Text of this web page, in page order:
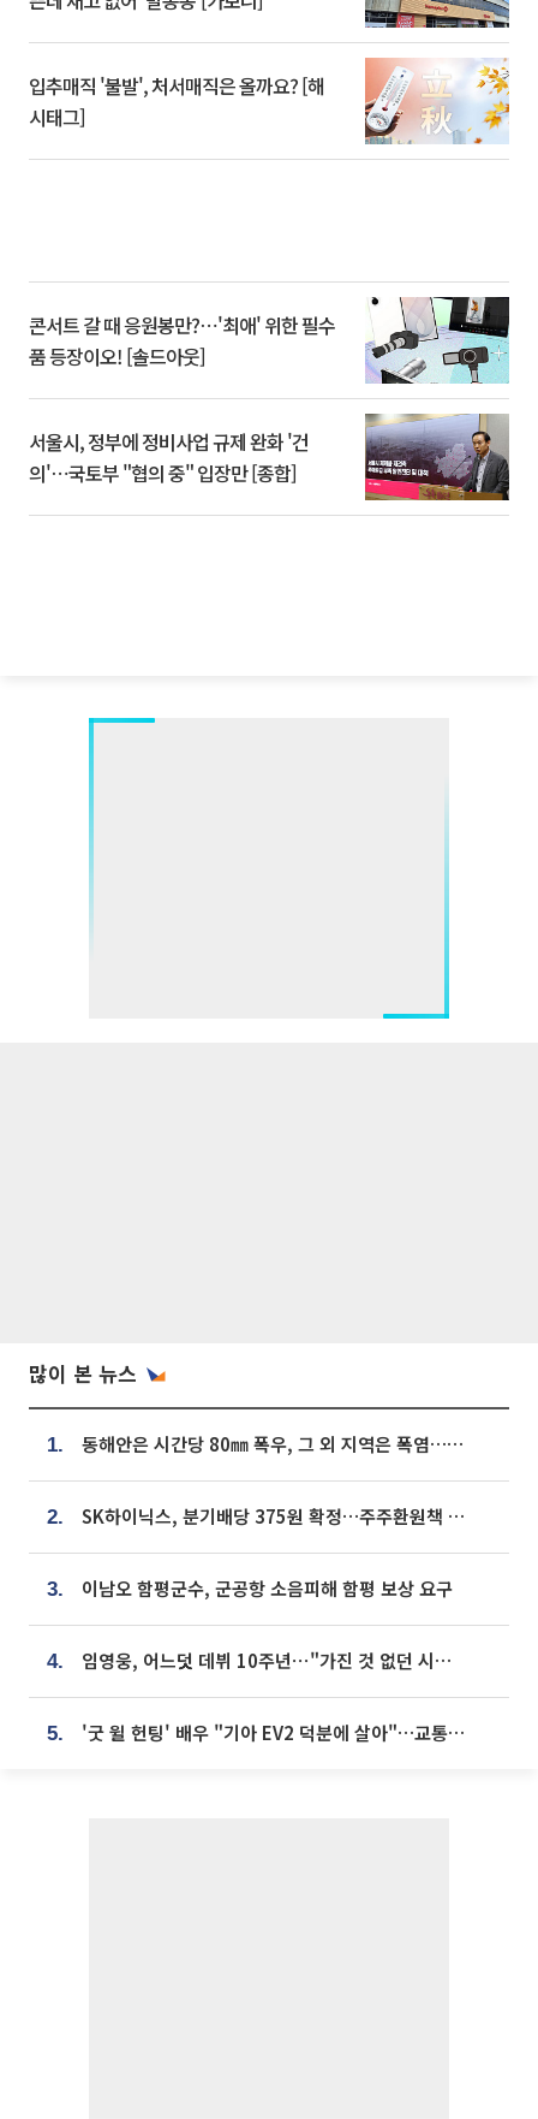
입추매직 '불발', 처서매직은 올까요? [해
시태그]
콘서트 갈 때 응원봉만?⋯'최애' 위한 필수
품 등장이오! [솔드아웃]
서울시, 정부에 정비사업 규제 완화 '건
의'⋯국토부 "협의 중" 입장만 [종합]
많이 본 뉴스
1. 동해안은 시간당 80㎜ 폭우, 그 외 지역은 폭염…‘극과 극 날씨’
2. SK하이닉스, 분기배당 375원 확정…주주환원책 9월로 앞당겨 발표
3. 이남오 함평군수, 군공항 소음피해 함평 보상 요구
4. 임영웅, 어느덧 데뷔 10주년⋯"가진 것 없던 시절, 내 앞엔 20명의 팬뿐"
5. '굿 윌 헌팅' 배우 "기아 EV2 덕분에 살아"…교통사고 후 안전성 극찬